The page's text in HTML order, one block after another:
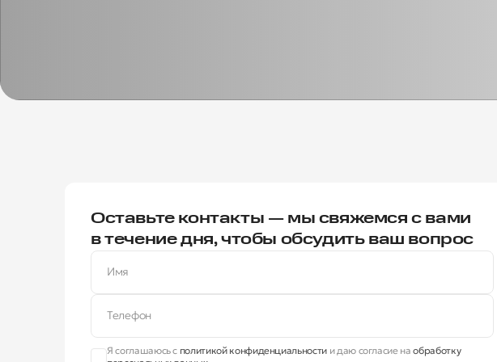
Оставьте контакты — мы свяжемся с вами
в течение дня, чтобы обсудить ваш вопрос
Имя
Телефон
Я соглашаюсь с политикой конфиденциальностии даю согласие наобработку